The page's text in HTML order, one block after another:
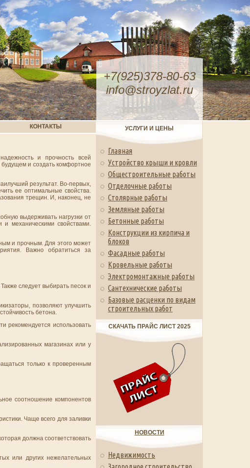
+7(925)378-80-63
info@stroyzlat.ru
КОНТАКТЫ
и прочность всей
будущем и создать комфортное
результат. Во-первых,
ее оптимальные свойства.
трещин. И, наконец, не
выдерживать нагрузки от
и механическими свойствами.
и прочным. Для этого может
Важно обратиться за
следует выбирать песок и
позволяют улучшить
бетона.
рекомендуется использовать
магазинах или у
только к проверенным
соотношение компонентов
Чаще всего для заливки
должна соответствовать
или других нежелательных
УСЛУГИ И ЦЕНЫ
Главная
Устройство крыши и кровли
Общестроительные работы
Отделочные работы
Столярные работы
Земляные работы
Бетонные работы
Конструкции из кирпича и
блоков
Фасадные работы
Кровельные работы
Электромонтажные работы
Сантехнические работы
Базовые расценки по видам
строительных работ
СКАЧАТЬ ПРАЙС ЛИСТ 2025
НОВОСТИ
Недвижимость